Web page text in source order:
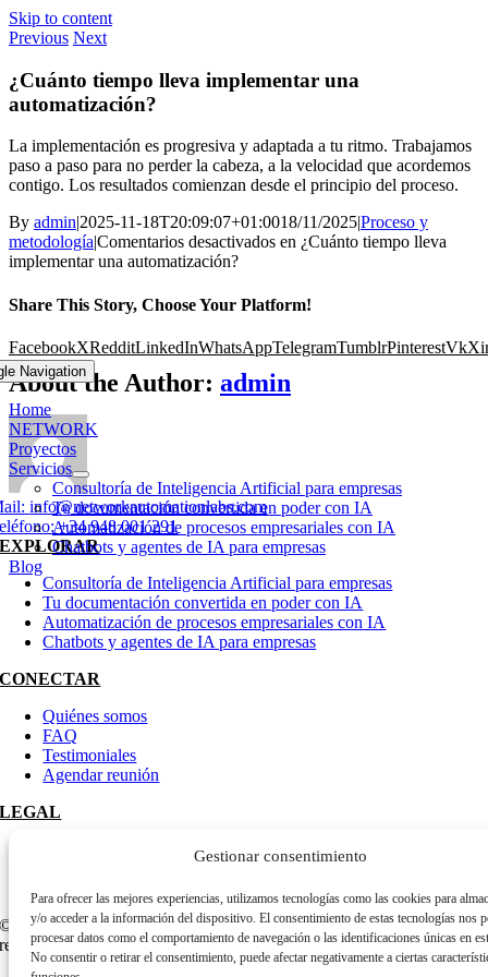
Gestionar consentimiento
Para ofrecer las mejores experiencias, utilizamos tecnologías como las cookies para
y/o acceder a la información del dispositivo. El consentimiento de estas tecnologías nos
procesar datos como el comportamiento de navegación o las identificaciones únicas en
No consentir o retirar el consentimiento, puede afectar negativamente a ciertas
Skip to content
Navigation
Home
NETWORK
Proyectos
Servicios
Consultoría de Inteligencia Artificial para empresas
Tu documentación convertida en poder con IA
Automatización de procesos empresariales con IA
Chatbots y agentes de IA para empresas
Blog
Previous Next
¿Cuánto tiempo lleva implementar una
automatización?
La implementación es progresiva y adaptada a tu ritmo. Trabajamos
paso a paso para no perder la cabeza, a la velocidad que acordemos
contigo. Los resultados comienzan desde el principio del proceso.
By admin|2025-11-18T20:09:07+01:0018/11/2025|Proceso y
metodología|Comentarios desactivados en ¿Cuánto tiempo lleva
implementar una automatización?
Share This Story, Choose Your Platform!
FacebookXRedditLinkedInWhatsAppTelegramTumblrPinterestVk
About the Author: admin
info@networkautomationlabs.com
+34 948 001 291
EXPLORAR
Consultoría de Inteligencia Artificial para empresas
Tu documentación convertida en poder con IA
Automatización de procesos empresariales con IA
Chatbots y agentes de IA para empresas
CONECTAR
Quiénes somos
FAQ
Testimoniales
Agendar reunión
LEGAL
© 2026 • NETWORK Automation Labs • Todos los derechos
reservados